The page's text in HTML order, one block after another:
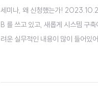
세미나, 왜 신청했는가!
B 를 쓰고 있고, 새롭게 시스템 구
려운 실무적인 내용이 많이 들어있